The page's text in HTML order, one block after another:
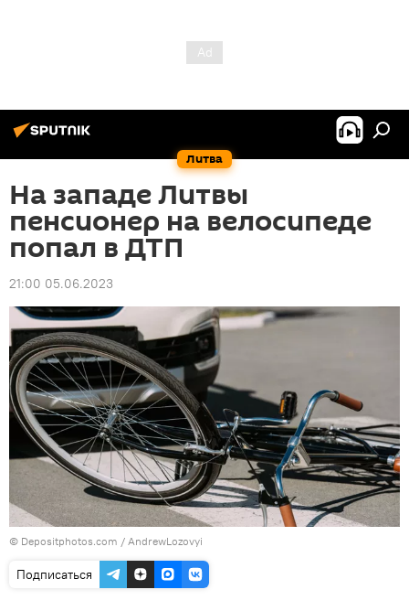
Литва
На западе Литвы
пенсионер на велосипеде
попал в ДТП
21:00 05.06.2023
© Depositphotos.com / AndrewLozovyi
Подписаться